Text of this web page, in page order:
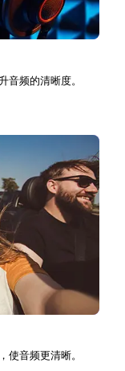
音频的清晰度。
使音频更清晰。